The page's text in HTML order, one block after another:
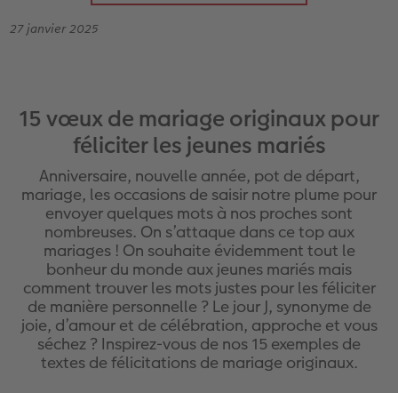
Livre photo Carré
Album photo lin ou cuir
Album photo souple
Formats d'albums photo
Albums photo thématiques
Tutoriels de création
Poster photo
Lot de photos
Boite photo souvenirs
Photos d'identité
Trouver une borne
Impression photo argentique
Photo sous plexi
Cadres photo personnalisés
Pêle-mêle photos
Porte-poster en bois
Cadre multi photos
Affiche carte personnalisée
Tableau mural CEWE exclusif avec cristaux
Tirages créatifs
Magnets photo
Textiles
Ecole et bureau
Boîte cadeau personnalisée
Boîtes crayons Faber Castell
Nos nouveautés
Cartes de remerciements
Carte postale personnalisée en ligne
Faire-part avec photo détachable
27 janvier 2025
15 vœux de mariage originaux pour
féliciter les jeunes mariés
Anniversaire, nouvelle année, pot de départ,
mariage, les occasions de saisir notre plume pour
envoyer quelques mots à nos proches sont
nombreuses. On s’attaque dans ce top aux
mariages ! On souhaite évidemment tout le
bonheur du monde aux jeunes mariés mais
comment trouver les mots justes pour les féliciter
de manière personnelle ? Le jour J, synonyme de
joie, d’amour et de célébration, approche et vous
séchez ? Inspirez-vous de nos 15 exemples de
textes de félicitations de mariage originaux.